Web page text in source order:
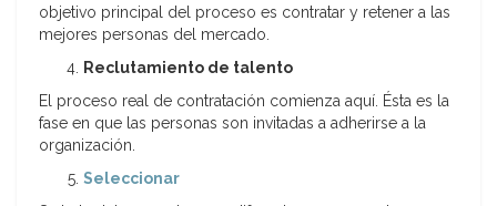
objetivo principal del proceso es contratar y retener a las
mejores personas del mercado.
Reclutamiento de talento
El proceso real de contratación comienza aquí. Ésta es la
fase en que las personas son invitadas a adherirse a la
organización.
Seleccionar